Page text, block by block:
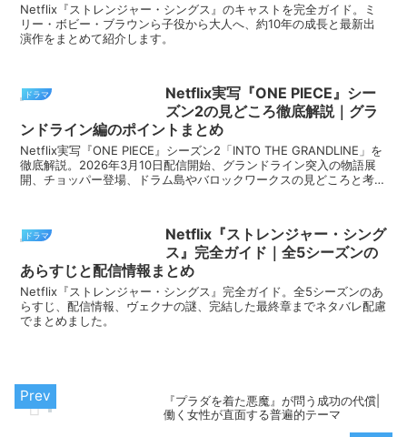
Netflix『ストレンジャー・シングス』のキャストを完全ガイド。ミ
リー・ボビー・ブラウンら子役から大人へ、約10年の成長と最新出
演作をまとめて紹介します。
ドラマ
Netflix実写『ONE PIECE』シー
ズン2の見どころ徹底解説｜グラ
ンドライン編のポイントまとめ
Netflix実写『ONE PIECE』シーズン2「INTO THE GRANDLINE」を
徹底解説。2026年3月10日配信開始、グランドライン突入の物語展
開、チョッパー登場、ドラム島やバロックワークスの見どころと考察
ドラマ
Netflix『ストレンジャー・シング
ス』完全ガイド｜全5シーズンの
あらすじと配信情報まとめ
Netflix『ストレンジャー・シングス』完全ガイド。全5シーズンのあ
らすじ、配信情報、ヴェクナの謎、完結した最終章までネタバレ配慮
でまとめました。
『プラダを着た悪魔』が問う成功の代償|
働く女性が直面する普遍的テーマ